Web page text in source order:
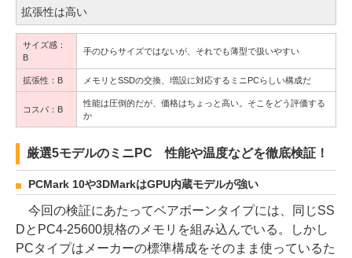
拡張性は高い
サイズ感：
B
手のひらサイズではないが、それでも薄型で扱いやすい
拡張性：B メモリとSSDの交換、増設に対応するミニPCらしい構成だ
コスパ：B
性能は圧倒的だが、価格はちょっと高い。そこをどう評価する
か
厳選5モデルのミニPC 性能や温度などを徹底検証！
PCMark 10や3DMarkはGPU内蔵モデルが強い
今回の検証にあたってベアボーンタイプには、同じSS
DとPC4-25600規格のメモリを組み込んでいる。しかし
PCタイプはメーカーの標準構成をそのまま使っているた